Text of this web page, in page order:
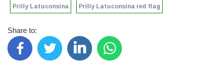
Prilly Latuconsina Prilly Latuconsina red flag
Share to: